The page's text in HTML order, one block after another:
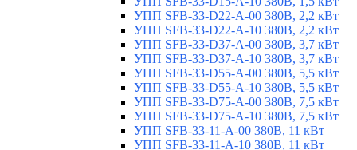
УПП SFB-33-D22-A-00 380В, 2,2 кВт
УПП SFB-33-D22-A-10 380В, 2,2 кВт
УПП SFB-33-D37-A-00 380В, 3,7 кВт
УПП SFB-33-D37-A-10 380В, 3,7 кВт
УПП SFB-33-D55-A-00 380В, 5,5 кВт
УПП SFB-33-D55-A-10 380В, 5,5 кВт
УПП SFB-33-D75-A-00 380В, 7,5 кВт
УПП SFB-33-D75-A-10 380В, 7,5 кВт
УПП SFB-33-11-A-00 380В, 11 кВт
УПП SFB-33-11-A-10 380В, 11 кВт